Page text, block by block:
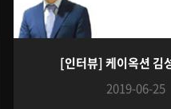
[인터뷰] 케이옥션 김
2019-06-25